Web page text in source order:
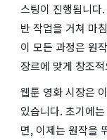
스팅이 진행됩니다
반 작업을 거쳐 마
이 모든 과정은 원
장르에 맞게 창조
웹툰 영화 시장은
있습니다. 초기에
면, 이제는 원작을